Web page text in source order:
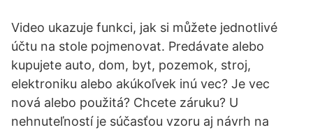
Video ukazuje funkci, jak si můžete jednotlivé
účtu na stole pojmenovat. Predávate alebo
kupujete auto, dom, byt, pozemok, stroj,
elektroniku alebo akúkoľvek inú vec? Je vec
nová alebo použitá? Chcete záruku? U
nehnuteľností je súčasťou vzoru aj návrh na